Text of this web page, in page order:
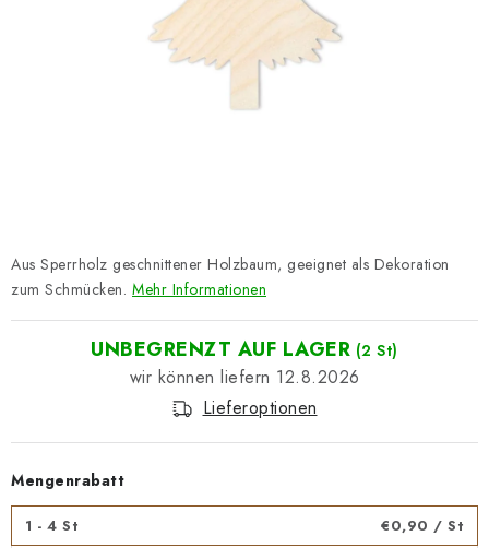
Datenschutzerklärung
Aus Sperrholz geschnittener Holzbaum, geeignet als Dekoration
zum Schmücken. Mehr Informationen
UNBEGRENZT AUF LAGER (2 St)
12.8.2026
Lieferoptionen
Mengenrabatt
1 - 4 St €0,90 / St